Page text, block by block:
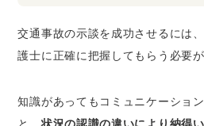
交通事故の示談を成功させるには
護士に正確に把握してもらう必要が
知識があってもコミュニケーショ